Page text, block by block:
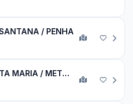
/ PENHA
VL. SANTA MARIA / METRÔ BARRA FUNDA